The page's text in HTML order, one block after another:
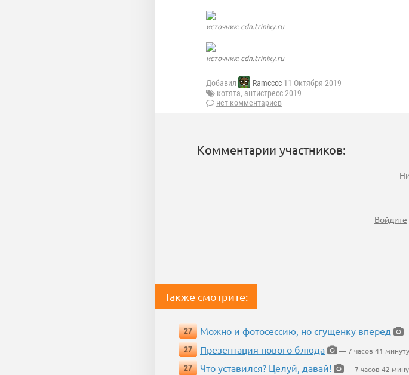
источник: cdn.trinixy.ru
источник: cdn.trinixy.ru
Добавил Ramcccc 11 Октября 2019
котята, антистресс 2019
нет комментариев
Комментарии участников:
Войдите
Также смотрите:
27 Можно и фотосессию, но сгущенку вперед
27
Презентация нового блюда
— 7 часов 41
27
Что уставился? Целуй, давай!
— 7 часов 42